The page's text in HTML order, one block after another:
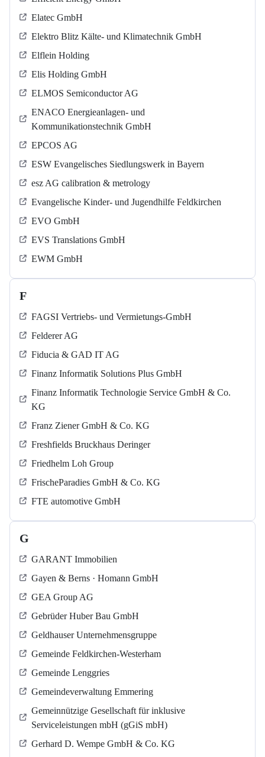
Elatec GmbH
Elektro Blitz Kälte- und Klimatechnik GmbH
Elflein Holding
Elis Holding GmbH
ELMOS Semiconductor AG
ENACO Energieanlagen- und
Kommunikationstechnik GmbH
EPCOS AG
ESW Evangelisches Siedlungswerk in Bayern
esz AG calibration & metrology
Evangelische Kinder- und Jugendhilfe Feldkirchen
EVO GmbH
EVS Translations GmbH
EWM GmbH
F
FAGSI Vertriebs- und Vermietungs-GmbH
Felderer AG
Fiducia & GAD IT AG
Finanz Informatik Solutions Plus GmbH
Finanz Informatik Technologie Service GmbH & Co.
KG
Franz Ziener GmbH & Co. KG
Freshfields Bruckhaus Deringer
Friedhelm Loh Group
FrischeParadies GmbH & Co. KG
FTE automotive GmbH
G
GARANT Immobilien
Gayen & Berns · Homann GmbH
GEA Group AG
Gebrüder Huber Bau GmbH
Geldhauser Unternehmensgruppe
Gemeinde Feldkirchen-Westerham
Gemeinde Lenggries
Gemeindeverwaltung Emmering
Gemeinnützige Gesellschaft für inklusive
Serviceleistungen mbH (gGiS mbH)
Gerhard D. Wempe GmbH & Co. KG